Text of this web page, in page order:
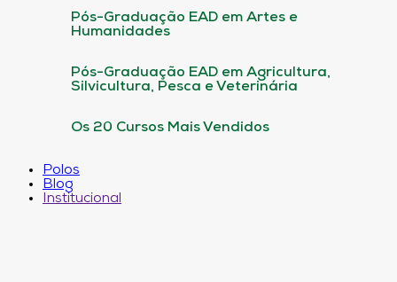
Pós-Graduação EAD em Artes e
Humanidades
Pós-Graduação EAD em Agricultura,
Silvicultura, Pesca e Veterinária
Os 20 Cursos Mais Vendidos
Polos
Blog
Institucional